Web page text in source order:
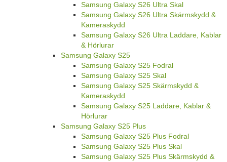
Samsung Galaxy S26 Ultra Skal
Samsung Galaxy S26 Ultra Skärmskydd &
Kameraskydd
Samsung Galaxy S26 Ultra Laddare, Kablar
& Hörlurar
Samsung Galaxy S25
Samsung Galaxy S25 Fodral
Samsung Galaxy S25 Skal
Samsung Galaxy S25 Skärmskydd &
Kameraskydd
Samsung Galaxy S25 Laddare, Kablar &
Hörlurar
Samsung Galaxy S25 Plus
Samsung Galaxy S25 Plus Fodral
Samsung Galaxy S25 Plus Skal
Samsung Galaxy S25 Plus Skärmskydd &